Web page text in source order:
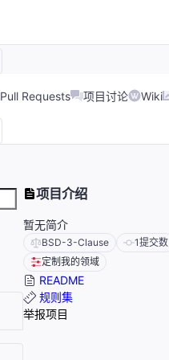
Pull Requests 项目讨论 Wiki
项目介绍
暂无简介
BSD-3-Clause 1提交数
定制我的领域
README
规则集
举报项目